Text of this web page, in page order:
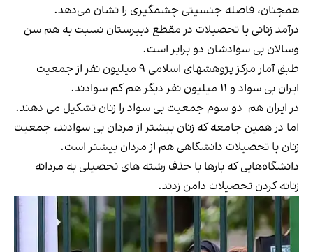
همچنان، فاصله جنسیتی چشمگیری را نشان می‌دهد.‌
درآمد زنانی با تحصیلات در مقطع دبیرستان نسبت به هم سن
وسالان بی سوادشان دو برابر است.
طبق آمار مرکز پژوهشهای اسلامی ۹ میلیون نفر از جمعیت
ایران بی سواد و ۱۱ میلیون نفر دیگر هم کم سوادند.
در ایران هم دو سوم جمعیت بی سواد را زنان تشکیل می دهند.
اما در همین جامعه که زنان بیشتر از مردان بی سوادند، جمعیت
زنان با تحصیلات دانشگاهی هم از مردان بیشتر است.
دانشگاه‌هایی که بارها با حذف رشته های تحصیلی به مردانه
زنانه کردن تحصیلات دامن زدند.